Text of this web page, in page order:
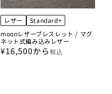
レザー
Standard+
moonレザーブレスレット / マグ
ネット式編み込みレザー
¥16,500から税込